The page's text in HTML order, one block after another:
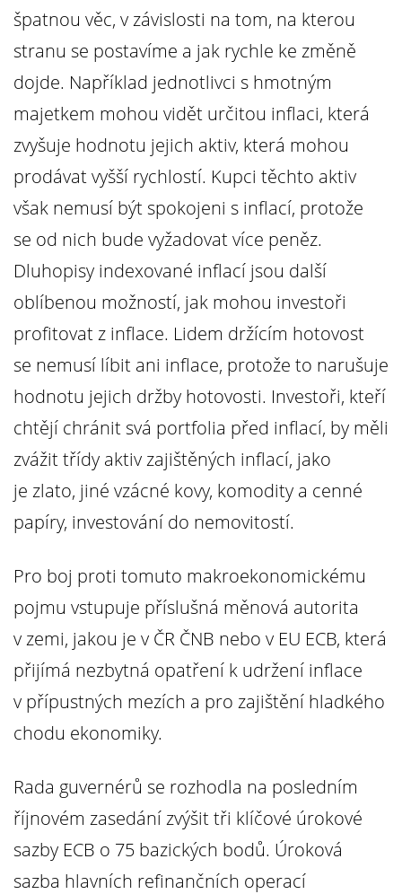
špatnou věc, v závislosti na tom, na kterou
stranu se postavíme a jak rychle ke změně
dojde. Například jednotlivci s hmotným
majetkem mohou vidět určitou inflaci, která
zvyšuje hodnotu jejich aktiv, která mohou
prodávat vyšší rychlostí. Kupci těchto aktiv
však nemusí být spokojeni s inflací, protože
se od nich bude vyžadovat více peněz.
Dluhopisy indexované inflací jsou další
oblíbenou možností, jak mohou investoři
profitovat z inflace. Lidem držícím hotovost
se nemusí líbit ani inflace, protože to narušuje
hodnotu jejich držby hotovosti. Investoři, kteří
chtějí chránit svá portfolia před inflací, by měli
zvážit třídy aktiv zajištěných inflací, jako
je zlato, jiné vzácné kovy, komodity a cenné
papíry, investování do nemovitostí.
Pro boj proti tomuto makroekonomickému
pojmu vstupuje příslušná měnová autorita
v zemi, jakou je v ČR ČNB nebo v EU ECB, která
přijímá nezbytná opatření k udržení inflace
v přípustných mezích a pro zajištění hladkého
chodu ekonomiky.
Rada guvernérů se rozhodla na posledním
říjnovém zasedání zvýšit tři klíčové úrokové
sazby ECB o 75 bazických bodů. Úroková
sazba hlavních refinančních operací